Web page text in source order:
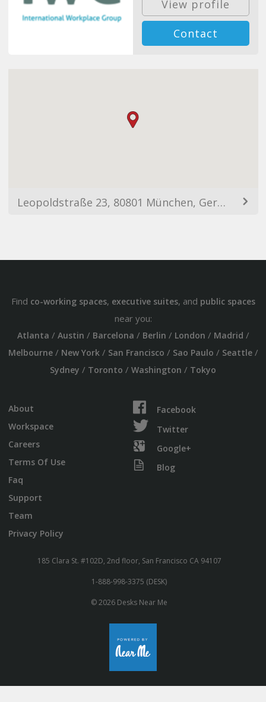
View profile
Contact
Leopoldstraße 23, 80801 München, Germany
Find co-working spaces, executive suites, and public spaces
near you:
Atlanta / Austin / Barcelona / Berlin / London / Madrid /
Melbourne/ New York/ San Francisco / Sao Paulo / Seattle/
Sydney / Toronto / Washington / Tokyo
About
Workspace
Careers
Terms Of Use
Faq
Support
Team
Privacy Policy
Facebook
Twitter
Google+
Blog
185 Clara St. #102D, 2nd floor, San Francisco CA 94107
1-888-998-3375 (DESK)
© 2026 Desks Near Me